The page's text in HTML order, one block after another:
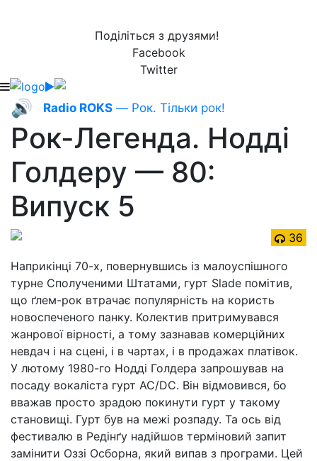
Поділіться з друзями!
Facebook
Twitter
🔊 Radio ROKS — Рок. Тільки рок!
Рок-Легенда. Нодді
Голдеру — 80:
Випуск 5
36
Наприкінці 70-х, повернувшись із малоуспішного
турне Сполученими Штатами, гурт Slade помітив,
що ґлем-рок втрачає популярність на користь
новоспеченого панку. Колектив притримувався
жанрової вірності, а тому зазнавав комерційних
невдач і на сцені, і в чартах, і в продажах платівок.
У лютому 1980-го Нодді Голдера запрошував на
посаду вокаліста гурт AC/DC. Він відмовився, бо
вважав просто зрадою покинути гурт у такому
становищі. Гурт був на межі розпаду. Та ось від
фестивалю в Редінґу надійшов терміновий запит
замінити Оззі Осборна, який випав з програми. Цей